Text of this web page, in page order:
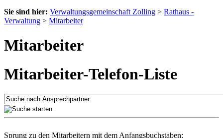
Sie sind hier: Verwaltungsgemeinschaft Zolling > Rathaus -
Verwaltung > Mitarbeiter
Mitarbeiter
Mitarbeiter-Telefon-Liste
Sprung zu den Mitarbeitern mit dem Anfangsbuchstaben: